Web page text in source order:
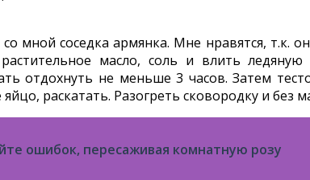
мной соседка армянка. Мне нравятся, т.к.
растительное масло, соль и влить
отдохнуть не меньше 3 часов. Затем
раскатать. Разогреть сковородку и без
ошибок, пересаживая комнатную розу